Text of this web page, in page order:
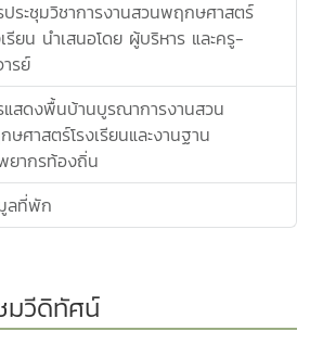
ประชุมวิชาการงานสวนพฤกษศาสตร์
รียน นำเสนอโดย ผู้บริหาร และครู-
รย์
แสดงพื้นบ้านบูรณาการงานสวน
ษศาสตร์โรงเรียนและงานฐาน
ยากรท้องถิ่น
ลที่พัก
มวีดิทัศน์